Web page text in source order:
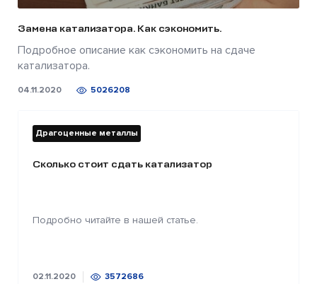
Замена катализатора. Как сэкономить.
Подробное описание как сэкономить на сдаче
катализатора.
04.11.2020 5026208
Драгоценные металлы
Сколько стоит сдать катализатор
Подробно читайте в нашей статье.
02.11.2020 3572686